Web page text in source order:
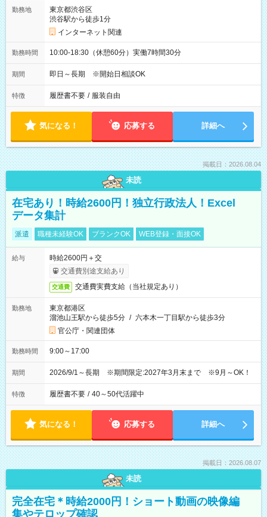
勤務地
東京都渋谷区
渋谷駅から徒歩1分
インターネット関連
勤務時間 10:00-18:30（休憩60分）実働7時間30分
期間 即日～長期 ※開始日相談OK
特徴 履歴書不要 / 服装自由
気になる！ 応募する 詳細へ
掲載日：2026.08.04
未読
在宅あり！時給2600円！独立行政法人！Excel
データ集計
派遣 職種未経験OK ブランクOK WEB登録・面接OK
給与
時給2600円＋交
交通費別途支給あり
交通費 交通費実費支給（当社規定あり）
勤務地
東京都港区
溜池山王駅から徒歩5分 / 六本木一丁目駅から徒歩3分
官公庁・関連団体
勤務時間 9:00～17:00
期間 2026/9/1～長期 ※期間限定:2027年3月末まで ※9月～OK！
特徴 履歴書不要 / 40～50代活躍中
気になる！ 応募する 詳細へ
掲載日：2026.08.07
未読
完全在宅＊時給2000円！ショート動画の映像編
集やテロップ確認